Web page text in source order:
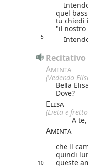
quel
tu chiedi
"il nostro
5
Recitativo
Aminta
(Vedendo
Bella
Dove?
Elisa
(Lieta e
A
Aminta
che il
quindi
10
queste